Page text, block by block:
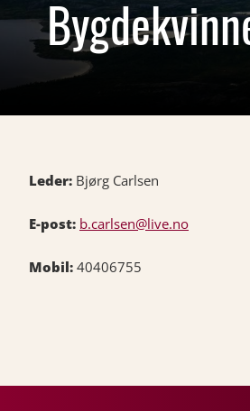
Leder: Bjørg Carlsen
E-post: b.carlsen@live.no
Mobil: 40406755